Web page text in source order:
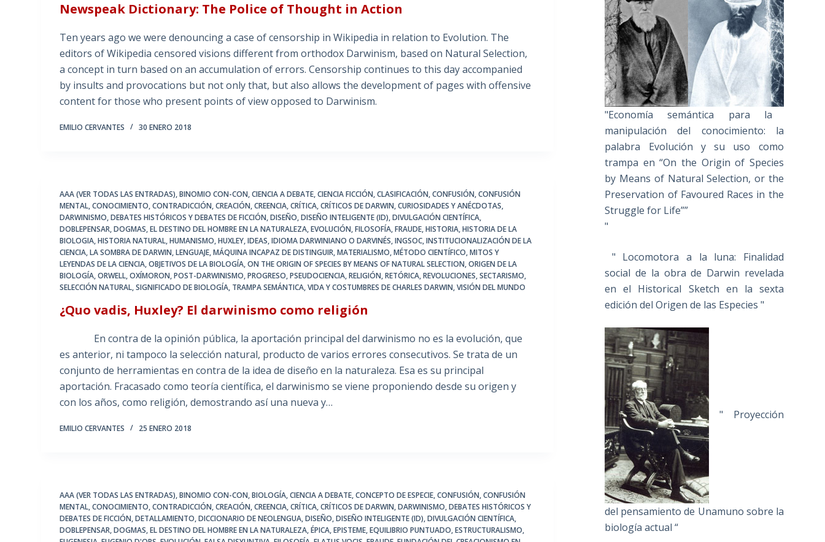
Newspeak Dictionary: The Police of Thought in Action
Ten years ago we were denouncing a case of censorship in Wikipedia in relation to Evolution. The
editors of Wikipedia censored visions different from orthodox Darwinism, based on Natural Selection,
a concept in turn based on an accumulation of errors. Censorship continues to this day accompanied
by insults and provocations but not only that, but also allows the development of pages with offensive
content for those who present points of view opposed to Darwinism.
EMILIO CERVANTES 30 ENERO 2018
AAA (VER TODAS LAS ENTRADAS),BINOMIO CON-CON,CIENCIA A DEBATE,CIENCIA FICCIÓN,CLASIFICACIÓN,CONFUSIÓN,CONFUSIÓN
MENTAL,CONOCIMIENTO,CONTRADICCIÓN,CREACIÓN,CREENCIA,CRÍTICA,CRÍTICOS DE DARWIN,CURIOSIDADES Y ANÉCDOTAS,
DARWINISMO,DEBATES HISTÓRICOS Y DEBATES DE FICCIÓN,DISEÑO,DISEÑO INTELIGENTE (ID),DIVULGACIÓN CIENTÍFICA,
DOBLEPENSAR,DOGMAS,EL DESTINO DEL HOMBRE EN LA NATURALEZA,EVOLUCIÓN,FILOSOFÍA,FRAUDE,HISTORIA,HISTORIA DE LA
BIOLOGIA,HISTORIA NATURAL,HUMANISMO,HUXLEY,IDEAS,IDIOMA DARWINIANO O DARVINÉS,INGSOC,INSTITUCIONALIZACIÓN DE LA
CIENCIA,LA SOMBRA DE DARWIN,LENGUAJE,MÁQUINA INCAPAZ DE DISTINGUIR,MATERIALISMO,MÉTODO CIENTÍFICO,MITOS Y
LEYENDAS DE LA CIENCIA,OBJETIVOS DE LA BIOLOGÍA,ON THE ORIGIN OF SPECIES BY MEANS OF NATURAL SELECTION,ORIGEN DE LA
BIOLOGÍA,ORWELL,OXÍMORON,POST-DARWINISMO,PROGRESO,PSEUDOCIENCIA,RELIGIÓN,RETÓRICA,REVOLUCIONES,SECTARISMO,
SELECCIÓN NATURAL,SIGNIFICADO DE BIOLOGÍA, TRAMPA SEMÁNTICA,VIDA Y COSTUMBRES DE CHARLES DARWIN,VISIÓN DEL MUNDO
¿Quo vadis, Huxley? El darwinismo como religión
En contra de la opinión pública, la aportación principal del darwinismo no es la evolución, que
es anterior, ni tampoco la selección natural, producto de varios errores consecutivos. Se trata de un
conjunto de herramientas en contra de la idea de diseño en la naturaleza. Esa es su principal
aportación. Fracasado como teoría científica, el darwinismo se viene proponiendo desde su origen y
con los años, como religión, demostrando así una nueva y…
EMILIO CERVANTES 25 ENERO 2018
AAA (VER TODAS LAS ENTRADAS),BINOMIO CON-CON,BIOLOGÍA,CIENCIA A DEBATE,CONCEPTO DE ESPECIE,CONFUSIÓN,CONFUSIÓN
MENTAL,CONOCIMIENTO,CONTRADICCIÓN,CREACIÓN,CREENCIA,CRÍTICA,CRÍTICOS DE DARWIN,DARWINISMO,DEBATES HISTÓRICOS Y
DEBATES DE FICCIÓN,DETALLAMIENTO,DICCIONARIO DE NEOLENGUA,DISEÑO,DISEÑO INTELIGENTE (ID),DIVULGACIÓN CIENTÍFICA,
DOBLEPENSAR,DOGMAS,EL DESTINO DEL HOMBRE EN LA NATURALEZA,ÉPICA,EPISTEME,EQUILIBRIO PUNTUADO,ESTRUCTURALISMO,
"Economía semántica para la
manipulación del conocimiento: la
palabra Evolución y su uso como
trampa en “On the Origin of Species
by Means of Natural Selection, or the
Preservation of Favoured Races in the
Struggle for Life””
"
" Locomotora a la luna: Finalidad
social de la obra de Darwin revelada
en el Historical Sketch en la sexta
edición del Origen de las Especies "
" Proyección
del pensamiento de Unamuno sobre la
biología actual “